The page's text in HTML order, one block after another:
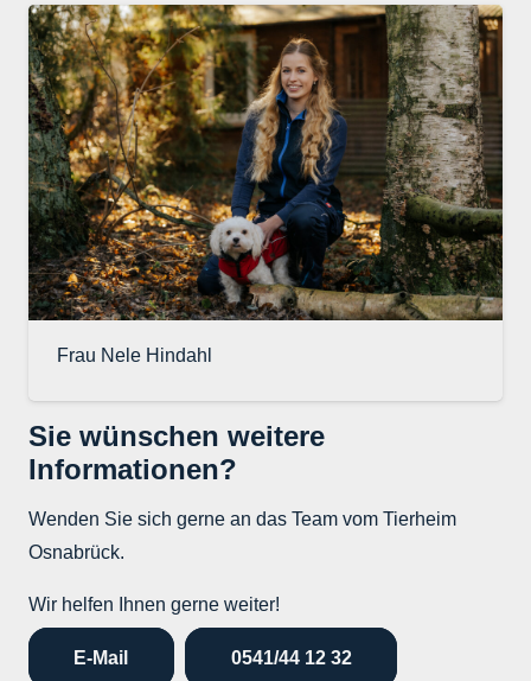
Frau Nele Hindahl
Sie wünschen weitere
Informationen?
Wenden Sie sich gerne an das Team vom Tierheim
Osnabrück.
Wir helfen Ihnen gerne weiter!
E-Mail 0541/44 12 32